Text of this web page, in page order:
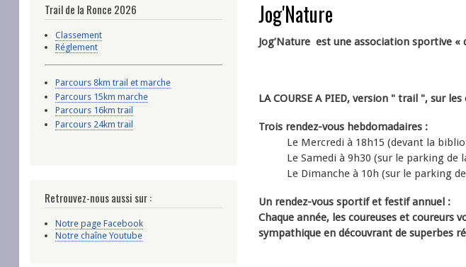
Jog'Nature
Jog’Nature est une association sportive
LA COURSE A PIED, version " trail ", sur
Trois rendez-vous hebdomadaires :
Le Mercredi à 18h15 (devant la
Le Samedi à 9h30 (sur le parking de
Le Dimanche à 10h (sur le parking de
Un rendez-vous sportif et festif annuel :
Chaque année, les coureuses et coureurs
sympathique en découvrant de superbes
Trail de la Ronce 2026
Classement
Réglement
Parcours 8km trail et marche
Parcours 15km marche
Parcours 16km trail
Parcours 24km trail
Retrouvez-nous aussi sur :
Notre page Facebook
Notre chaîne Youtube